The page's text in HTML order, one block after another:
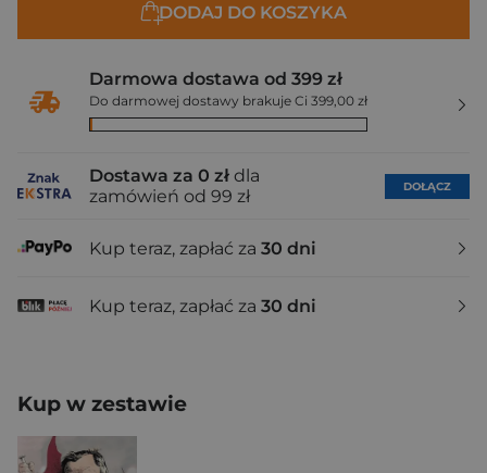
DODAJ DO KOSZYKA
Darmowa dostawa od 399 zł
Do darmowej dostawy brakuje Ci 399,00 zł
Dostawa za 0 zł dla
zamówień od 99 zł
DOŁĄCZ
Kup teraz, zapłać za 30 dni
Kup teraz, zapłać za 30 dni
Kup w zestawie